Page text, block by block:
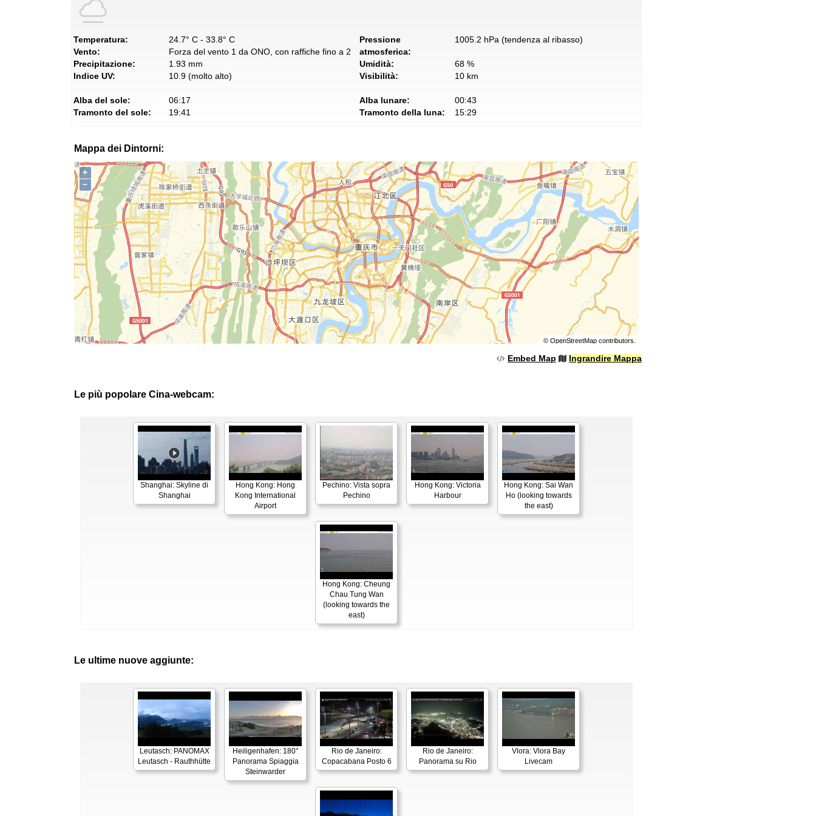
Temperatura:
24.7° C - 33.8° C
Vento:
Forza del vento 1 da ONO, con raffiche fino a 2
Precipitazione:
1.93 mm
Indice UV:
10.9 (molto alto)
Pressione
atmosferica:
1005.2 hPa (tendenza al ribasso)
Umidità:
68 %
Visibilità:
10 km
Alba del sole:
06:17
Tramonto del sole:
19:41
Alba lunare:
00:43
Tramonto della luna:
15:29
Mappa dei Dintorni:
+
−
© OpenStreetMapcontributors.
Embed Map Ingrandire Mappa
Le più popolare Cina-webcam:
Shanghai: Skyline di
Shanghai
Hong Kong: Hong
Kong International
Airport
Pechino: Vista sopra
Pechino
Hong Kong: Victoria
Harbour
Hong Kong: Sai Wan
Ho (looking towards
the east)
Hong Kong: Cheung
Chau Tung Wan
(looking towards the
east)
Le ultime nuove aggiunte:
Leutasch: PANOMAX
Leutasch - Rauthhütte
Heiligenhafen: 180°
Panorama Spiaggia
Steinwarder
Rio de Janeiro:
Copacabana Posto 6
Rio de Janeiro:
Panorama su Rio
Vlora: Vlora Bay
Livecam